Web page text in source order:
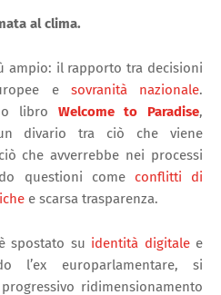
al clima.
ampio: il rapporto tra decisioni
e sovranità nazionale.
libro Welcome to Paradise,
divario tra ciò che viene
che avverrebbe nei processi
questioni come conflitti di
e scarsa trasparenza.
spostato su identità digitalee
l’ex europarlamentare, si
ridimensionamento